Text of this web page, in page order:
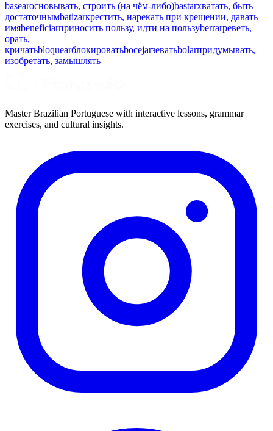
basearосновывать, строить (на чём-либо)bastarхватать, быть
достаточнымbatizarкрестить, нарекать при крещении, давать
имяbeneficiarприносить пользу, идти на пользуberrarреветь,
орать,
кричатьbloquearблокироватьbocejarзеватьbolarпридумывать,
изобретать, замышлять
Master Brazilian Portuguese with interactive lessons, grammar
exercises, and cultural insights.